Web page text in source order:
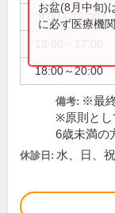
9:00～12:00
18:00～20:00
お盆(8月中旬)
に必ず医療機
備考: ※最
※原則とし
6歳未満の
休診日: 水、日、祝